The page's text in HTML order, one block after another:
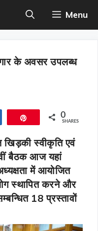
Menu
के अवसर उपलब्ध
0
SHARES
खिड़की स्वीकृति एवं
बैठक आज यहां
में आयोजित
स्थापित करने और
18 प्रस्तावों